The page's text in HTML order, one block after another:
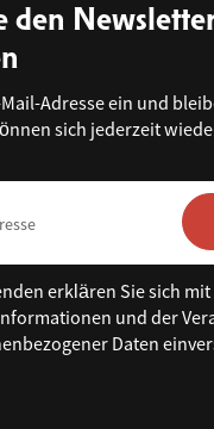
den
Adresse ein und
sich jederzeit
erklären Sie sich
und der
Daten